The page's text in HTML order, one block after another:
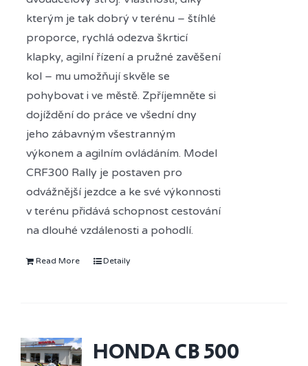
kterým je tak dobrý v terénu – štíhlé
proporce, rychlá odezva škrticí
klapky, agilní řízení a pružné zavěšení
kol – mu umožňují skvěle se
pohybovat i ve městě. Zpříjemněte si
dojíždění do práce ve všední dny
jeho zábavným všestranným
výkonem a agilním ovládáním. Model
CRF300 Rally je postaven pro
odvážnější jezdce a ke své výkonnosti
v terénu přidává schopnost cestování
na dlouhé vzdálenosti a pohodlí.
Read More Detaily
HONDA CB 500